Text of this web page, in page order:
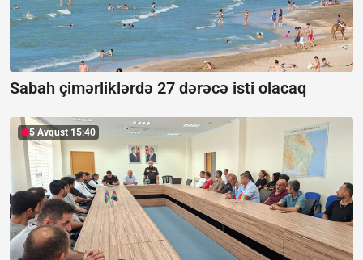
Sabah çimərliklərdə 27 dərəcə isti olacaq
5 Avqust 15:40